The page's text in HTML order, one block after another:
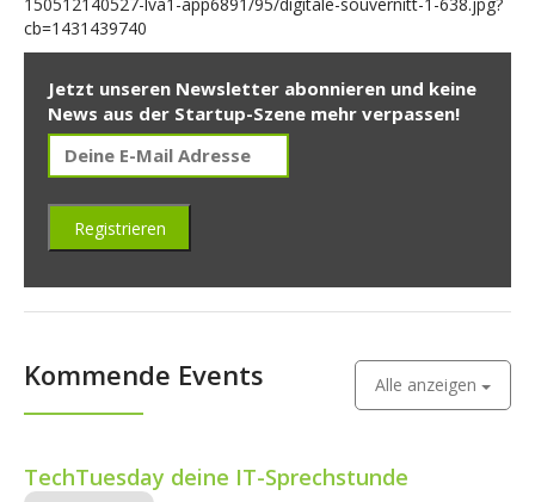
150512140527-lva1-app6891/95/digitale-souvernitt-1-638.jpg?
cb=1431439740
Jetzt unseren Newsletter abonnieren und keine
News aus der Startup-Szene mehr verpassen!
Kommende Events Alle anzeigen
TechTuesday deine IT-Sprechstunde